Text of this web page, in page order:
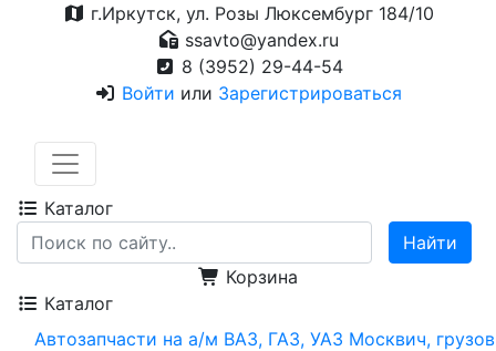
г.Иркутск, ул. Розы Люксембург 184/10
ssavto@yandex.ru
8 (3952) 29-44-54
Войти или Зарегистрироваться
Каталог
Корзина
Каталог
Автозапчасти на а/м ВАЗ, ГАЗ, УАЗ Москвич,